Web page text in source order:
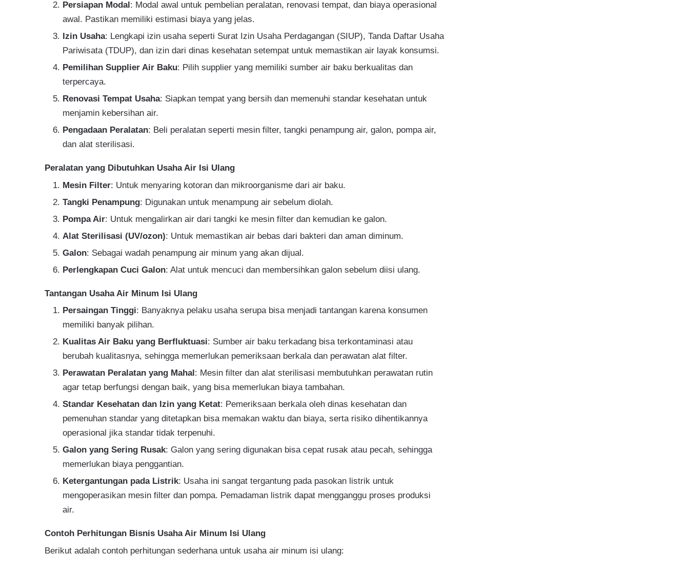
Persiapan Modal : Modal awal untuk pembelian peralatan, renovasi tempat, dan biaya operasional
awal. Pastikan memiliki estimasi biaya yang jelas.
Izin Usaha: Lengkapi izin usaha seperti Surat Izin Usaha Perdagangan (SIUP), Tanda Daftar Usaha
Pariwisata (TDUP), dan izin dari dinas kesehatan setempat untuk memastikan air layak konsumsi.
Pemilihan Supplier Air Baku: Pilih supplier yang memiliki sumber air baku berkualitas dan
terpercaya.
Renovasi Tempat Usaha: Siapkan tempat yang bersih dan memenuhi standar kesehatan untuk
menjamin kebersihan air.
Pengadaan Peralatan: Beli peralatan seperti mesin filter, tangki penampung air, galon, pompa air,
dan alat sterilisasi.
Peralatan yang Dibutuhkan Usaha Air Isi Ulang
Mesin Filter: Untuk menyaring kotoran dan mikroorganisme dari air baku.
Tangki Penampung: Digunakan untuk menampung air sebelum diolah.
Pompa Air: Untuk mengalirkan air dari tangki ke mesin filter dan kemudian ke galon.
Alat Sterilisasi (UV/ozon): Untuk memastikan air bebas dari bakteri dan aman diminum.
Galon: Sebagai wadah penampung air minum yang akan dijual.
Perlengkapan Cuci Galon: Alat untuk mencuci dan membersihkan galon sebelum diisi ulang.
Tantangan Usaha Air Minum Isi Ulang
Persaingan Tinggi: Banyaknya pelaku usaha serupa bisa menjadi tantangan karena konsumen
memiliki banyak pilihan.
Kualitas Air Baku yang Berfluktuasi: Sumber air baku terkadang bisa terkontaminasi atau
berubah kualitasnya, sehingga memerlukan pemeriksaan berkala dan perawatan alat filter.
Perawatan Peralatan yang Mahal : Mesin filter dan alat sterilisasi membutuhkan perawatan rutin
agar tetap berfungsi dengan baik, yang bisa memerlukan biaya tambahan.
Standar Kesehatan dan Izin yang Ketat: Pemeriksaan berkala oleh dinas kesehatan dan
pemenuhan standar yang ditetapkan bisa memakan waktu dan biaya, serta risiko dihentikannya
operasional jika standar tidak terpenuhi.
Galon yang Sering Rusak: Galon yang sering digunakan bisa cepat rusak atau pecah, sehingga
memerlukan biaya penggantian.
Ketergantungan pada Listrik: Usaha ini sangat tergantung pada pasokan listrik untuk
mengoperasikan mesin filter dan pompa. Pemadaman listrik dapat mengganggu proses produksi
air.
Contoh Perhitungan Bisnis Usaha Air Minum Isi Ulang
Berikut adalah contoh perhitungan sederhana untuk usaha air minum isi ulang: